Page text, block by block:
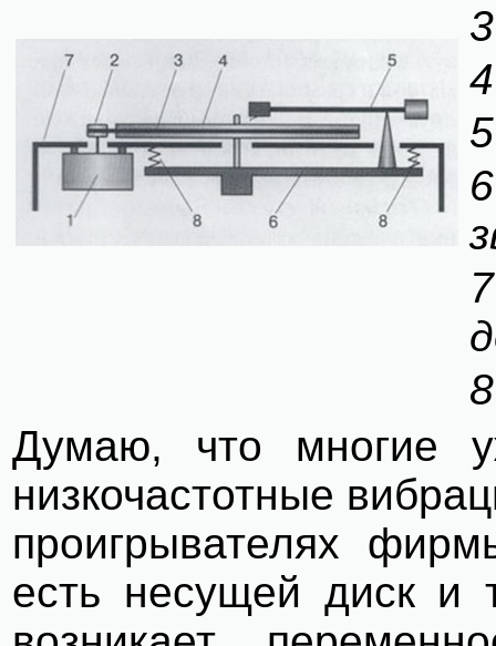
Думаю, что многие
низкочастотные
проигрывателях
есть несущей диск и